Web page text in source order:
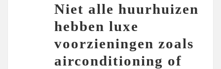
Niet alle huurhuizen
hebben luxe
voorzieningen zoals
airconditioning of